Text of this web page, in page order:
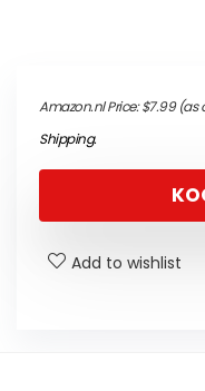
Amazon.nl Price:$7.99(as
Shipping.
Add to wishlist